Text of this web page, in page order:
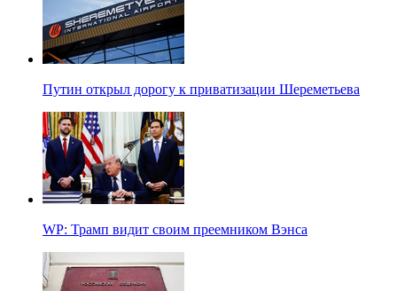
Путин открыл дорогу к приватизации Шереметьева
WP: Трамп видит своим преемником Вэнса